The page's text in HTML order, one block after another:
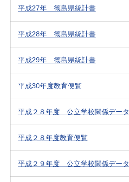
平成27年 徳島県統計書
平成28年 徳島県統計書
平成29年 徳島県統計書
平成30年度教育便覧
平成２８年度 公立学校関係データ
平成２８年度教育便覧
平成２９年度 公立学校関係データ